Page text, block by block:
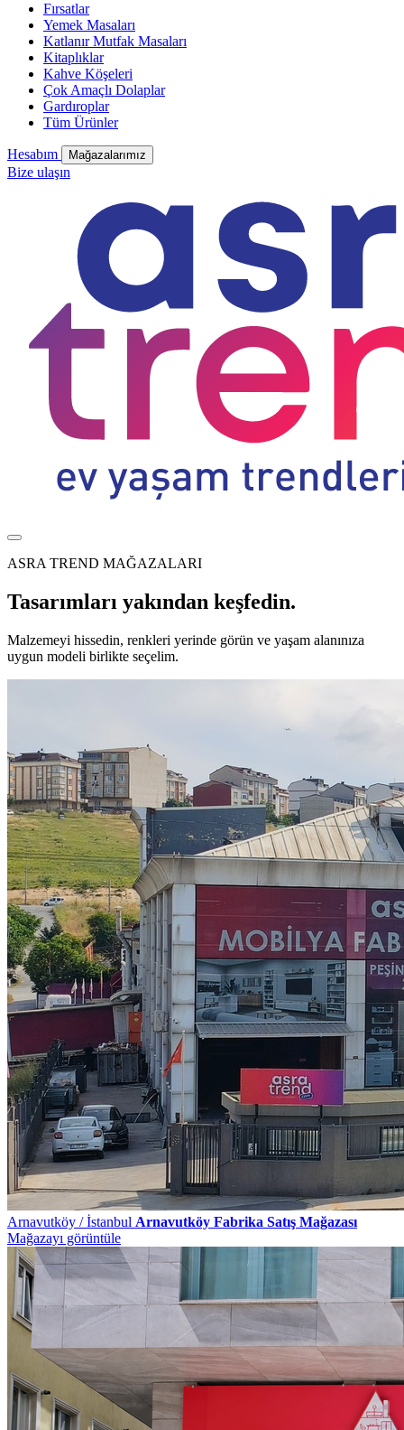
Fırsatlar
Yemek Masaları
Katlanır Mutfak Masaları
Kitaplıklar
Kahve Köşeleri
Çok Amaçlı Dolaplar
Gardıroplar
Tüm Ürünler
Hesabım Mağazalarımız
Bize ulaşın
ASRA TREND MAĞAZALARI
Tasarımları yakından keşfedin.
Malzemeyi hissedin, renkleri yerinde görün ve yaşam alanınıza
uygun modeli birlikte seçelim.
Arnavutköy / İstanbul Arnavutköy Fabrika Satış Mağazası
Mağazayı görüntüle